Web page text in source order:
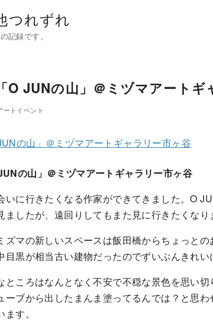
つれずれ
記録です。
O JUNの山」＠ミヅマアートギ
ートイベント
の山」＠ミヅマアートギャラリー市ヶ谷
の山」＠ミヅマアートギャラリー市ヶ谷
いに行きたくなる作家ができてきました。O
ましたが、遠回りしてもまた見に行きたくなり
ズマの新しいスペースは飯田橋からちょっと
目黒が相当古い建物だったのでずいぶんきれい
ところはなんとなく不安で不穏な景色を思い
ーブから出したまんま塗ってるんでは？と思
す。